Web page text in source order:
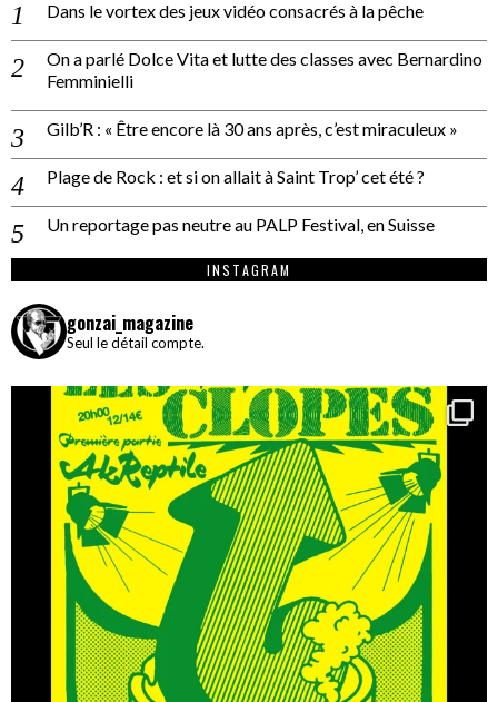
Dans le vortex des jeux vidéo consacrés à la pêche
On a parlé Dolce Vita et lutte des classes avec Bernardino
Femminielli
Gilb’R : « Être encore là 30 ans après, c’est miraculeux »
Plage de Rock : et si on allait à Saint Trop’ cet été ?
Un reportage pas neutre au PALP Festival, en Suisse
INSTAGRAM
gonzai_magazine
Seul le détail compte.